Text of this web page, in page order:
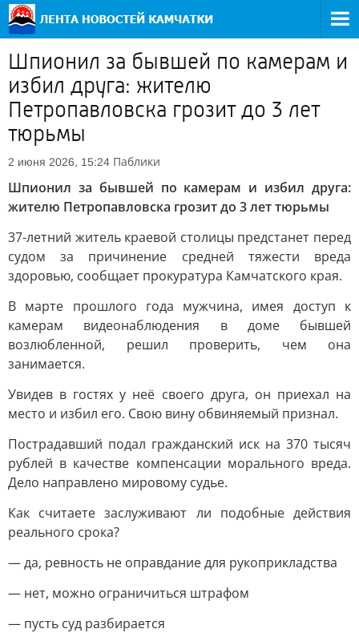
Шпионил за бывшей по камерам и
избил друга: жителю
Петропавловска грозит до 3 лет
тюрьмы
2 июня 2026, 15:24 Паблики
Шпионил за бывшей по камерам и избил друга:
жителю Петропавловска грозит до 3 лет тюрьмы
37-летний житель краевой столицы предстанет перед
судом за причинение средней тяжести вреда
здоровью, сообщает прокуратура Камчатского края.
В марте прошлого года мужчина, имея доступ к
камерам видеонаблюдения в доме бывшей
возлюбленной, решил проверить, чем она
занимается.
Увидев в гостях у неё своего друга, он приехал на
место и избил его. Свою вину обвиняемый признал.
Пострадавший подал гражданский иск на 370 тысяч
рублей в качестве компенсации морального вреда.
Дело направлено мировому судье.
Как считаете заслуживают ли подобные действия
реального срока?
— да, ревность не оправдание для рукоприкладства
— нет, можно ограничиться штрафом
— пусть суд разбирается